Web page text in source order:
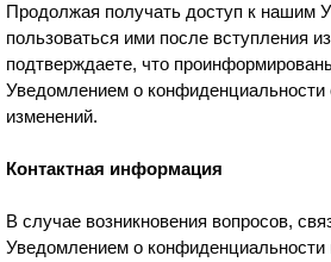
Продолжая получать доступ к нашим
пользоваться ими после вступления
подтверждаете, что
Уведомлением о конфиденциальности
изменений.
Контактная информация
В случае возникновения вопросов,
Уведомлением о конфиденциальности